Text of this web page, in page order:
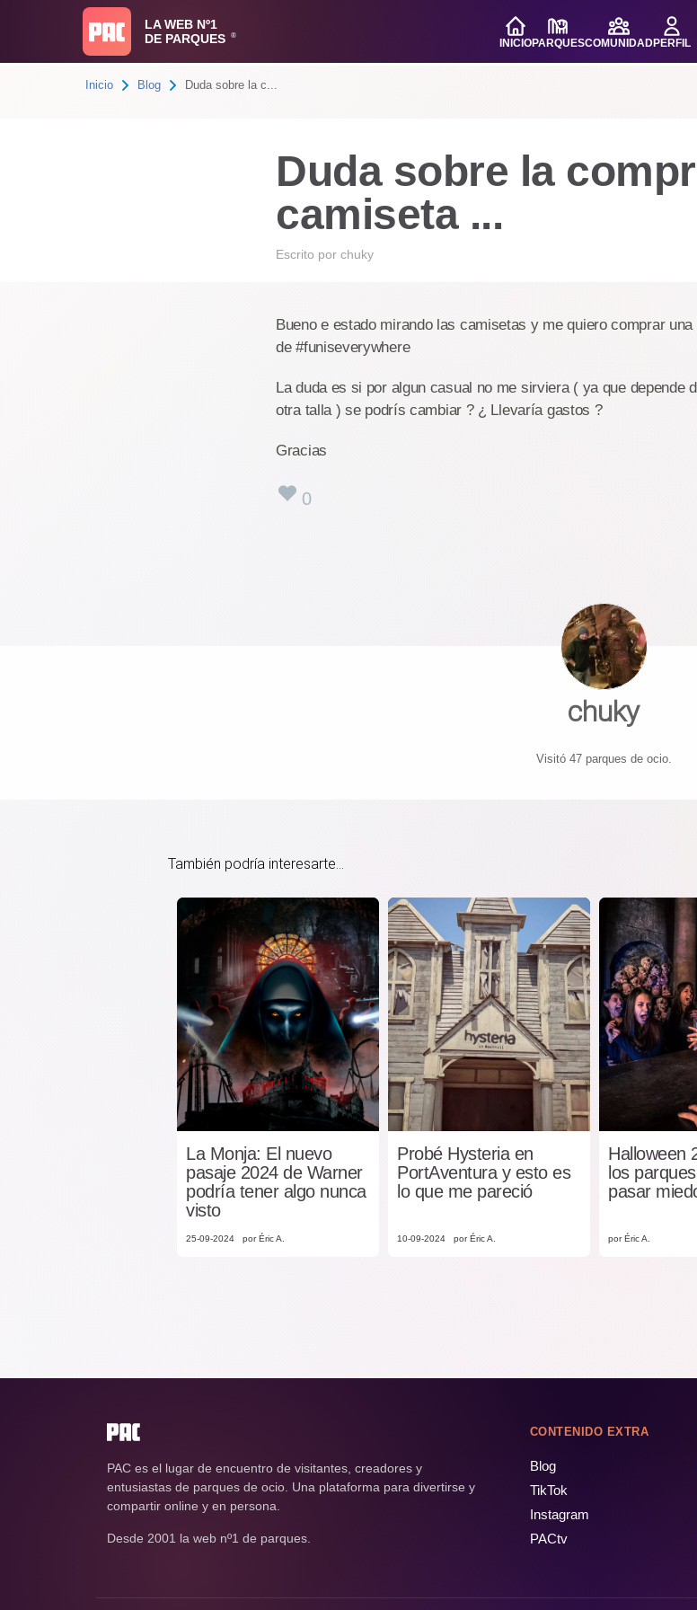
LA WEB Nº1
DE PARQUES
®
INICIOPARQUESCOMUNIDADPERFIL
Inicio Blog Duda sobre la c...
Duda sobre la
camiseta ...
Escrito por chuky
Bueno e estado mirando las camisetas y me quiero comprar
de #funiseverywhere
La duda es si por algun casual no me sirviera ( ya que depende
otra talla ) se podrís cambiar ? ¿ Llevaría gastos ?
Gracias
0
chuky
Visitó 47 parques de ocio.
También podría interesarte...
La Monja: El nuevo
pasaje 2024 de Warner
podría tener algo nunca
visto
25-09-2024 por Éric A.
Probé Hysteria en
PortAventura y esto es
lo que me pareció
10-09-2024 por Éric A.
Halloween
los
pasar
por Éric A.
PAC es el lugar de encuentro de visitantes, creadores y
entusiastas de parques de ocio. Una plataforma para divertirse y
compartir online y en persona.
Desde 2001 la web nº1 de parques.
CONTENIDO EXTRA
Blog
TikTok
Instagram
PACtv